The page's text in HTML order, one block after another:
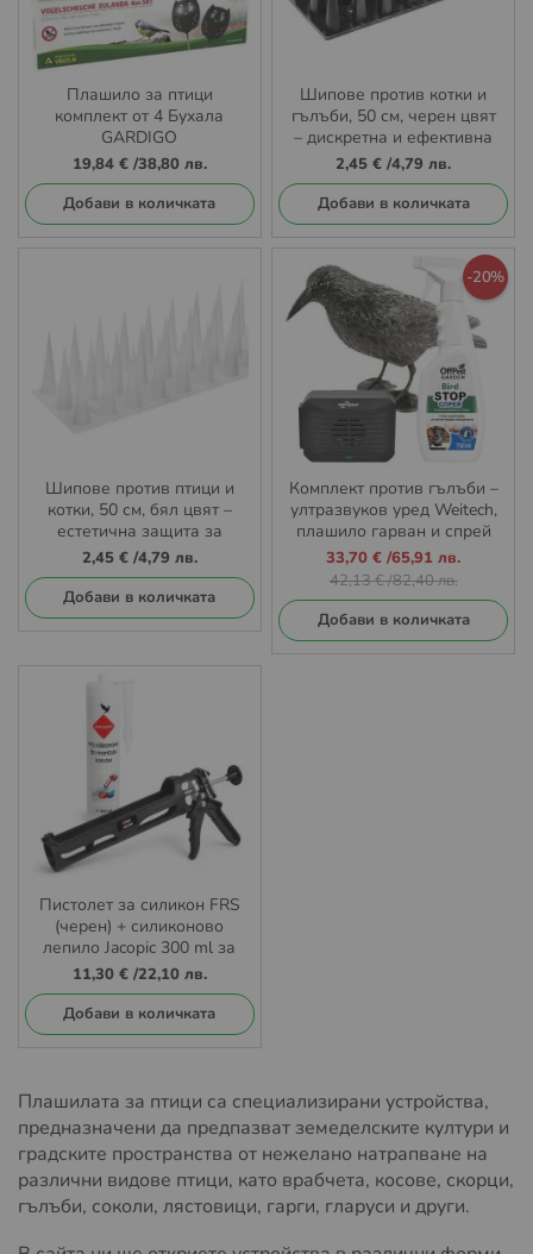
Плашило за птици
комплект от 4 Бухала
GARDIGO
VOGELSCHEUCHE
EULANDA
19,84 €/38,80 лв.
Добави в количката
Шипове против котки и
гълъби, 50 см, черен цвят
– дискретна и ефективна
бариера срещу нежелани
животни и птици
2,45 € /4,79 лв.
Добави в количката
Шипове против птици и
котки, 50 см, бял цвят –
естетична защита за
светли повърхности и
постройки
2,45 €/4,79 лв.
Добави в количката
-20%
Комплект против гълъби –
ултразвуков уред Weitech,
плашило гарван и спрей
Bird Stop
Промо
цена
33,70 € /65,91 лв.
42,13 €/82,40 лв.
Добави в количката
Пистолет за силикон FRS
(черен) + силиконово
лепило Jacopic 300 ml за
монтаж на шипове против
птици
11,30 €/22,10 лв.
Добави в количката
Плашилата за птици са специализирани устройства,
предназначени да предпазват земеделските култури и
градските пространства от нежелано натрапване на
различни видове птици, като врабчета, косове, скорци,
гълъби, соколи, лястовици, гарги, гларуси и други.